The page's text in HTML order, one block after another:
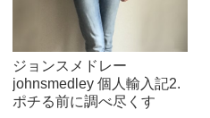
ジョンスメドレー
johnsmedley 個人輸入記2.
ポチる前に調べ尽くす